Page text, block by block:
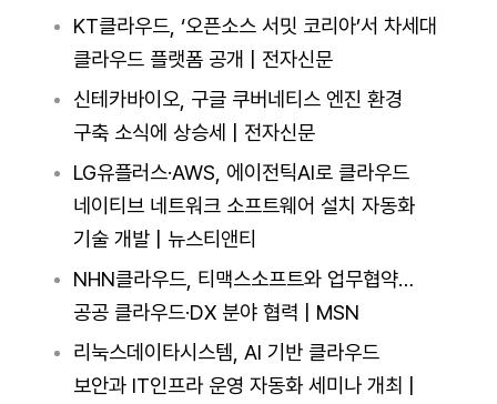
KT클라우드, ‘오픈소스 서밋 코리아’서 차세대
클라우드 플랫폼 공개 | 전자신문
신테카바이오, 구글 쿠버네티스 엔진 환경
구축 소식에 상승세 | 전자신문
LG유플러스·AWS, 에이전틱AI로 클라우드
네이티브 네트워크 소프트웨어 설치 자동화
기술 개발 | 뉴스티앤티
NHN클라우드, 티맥스소프트와 업무협약…
공공 클라우드·DX 분야 협력 | MSN
리눅스데이타시스템, AI 기반 클라우드
보안과 IT인프라 운영 자동화 세미나 개최 |